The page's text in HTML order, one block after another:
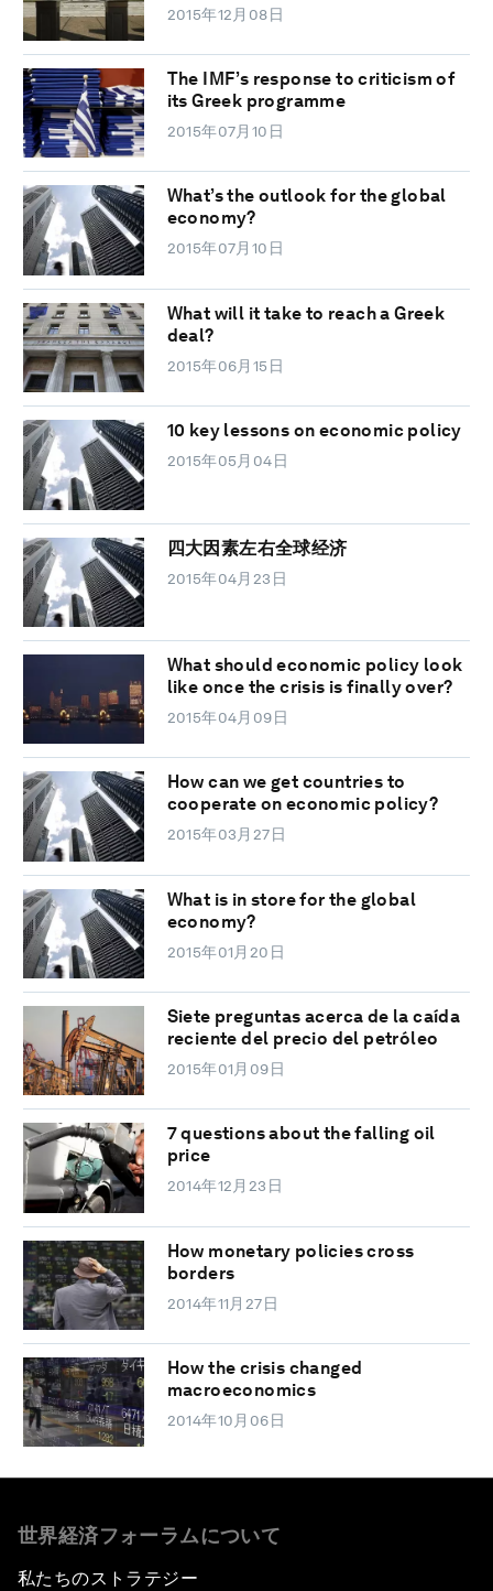
2015年12月08日
The IMF’s response to criticism of
its Greek programme
2015年07月10日
What’s the outlook for the global
economy?
2015年07月10日
What will it take to reach a Greek
deal?
2015年06月15日
10 key lessons on economic policy
2015年05月04日
四大因素左右全球经济
2015年04月23日
What should economic policy look
like once the crisis is finally over?
2015年04月09日
How can we get countries to
cooperate on economic policy?
2015年03月27日
What is in store for the global
economy?
2015年01月20日
Siete preguntas acerca de la caída
reciente del precio del petróleo
2015年01月09日
7 questions about the falling oil
price
2014年12月23日
How monetary policies cross
borders
2014年11月27日
How the crisis changed
macroeconomics
2014年10月06日
世界経済フォーラムについて
私たちのストラテジー